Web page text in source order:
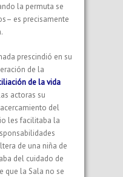
la permuta se
es precisamente
prescindió en su
de la
de la vida
actoras su
del
les facilitaba la
de una niña de
del cuidado de
que la Sala no se